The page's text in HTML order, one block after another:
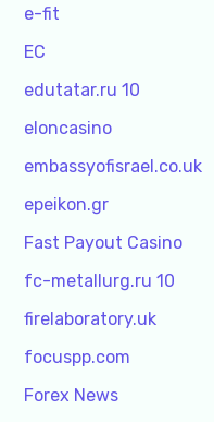
e-fit
EC
edutatar.ru 10
eloncasino
embassyofisrael.co.uk
epeikon.gr
Fast Payout Casino
fc-metallurg.ru 10
firelaboratory.uk
focuspp.com
Forex News